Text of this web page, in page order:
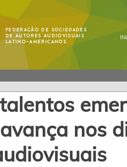
Federação de Sociedades
de Autores Audiovisuais
Latino-Americanos
nos